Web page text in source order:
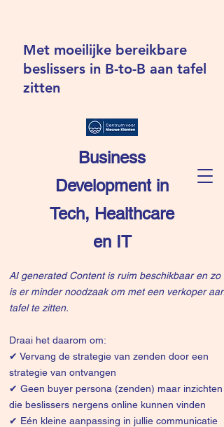
Business
Development in
Tech, Healthcare
en IT
Met moeilijke bereikbare
beslissers in B-to-B aan tafel
zitten
AI generated Content is ruim beschikbaar en zo
is er minder noodzaak om met een verkoper aan
tafel te zitten.
Draai het daarom om:
✔ Vervang de strategie van zenden door een
strategie van ontvangen
✔ Geen buyer persona (zenden) maar inzichten
die beslissers nergens online kunnen vinden
✔ Eén kleine aanpassing in jullie communicatie